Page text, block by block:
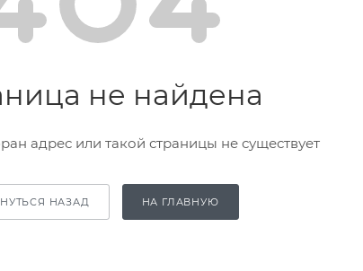
не найдена
адрес или такой страницы не существует
НАЗАД НА ГЛАВНУЮ